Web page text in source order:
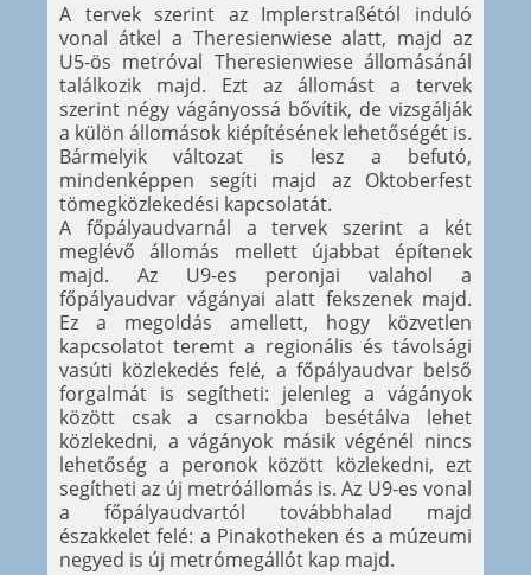
A tervek szerint az Implerstraßétól induló
vonal átkel a Theresienwiese alatt, majd az
U5-ös metróval Theresienwiese állomásánál
találkozik majd. Ezt az állomást a tervek
szerint négy vágányossá bővítik, de vizsgálják
a külön állomások kiépítésének lehetőségét is.
Bármelyik változat is lesz a befutó,
mindenképpen segíti majd az Oktoberfest
tömegközlekedési kapcsolatát.
A főpályaudvarnál a tervek szerint a két
meglévő állomás mellett újabbat építenek
majd. Az U9-es peronjai valahol a
főpályaudvar vágányai alatt fekszenek majd.
Ez a megoldás amellett, hogy közvetlen
kapcsolatot teremt a regionális és távolsági
vasúti közlekedés felé, a főpályaudvar belső
forgalmát is segítheti: jelenleg a vágányok
között csak a csarnokba besétálva lehet
közlekedni, a vágányok másik végénél nincs
lehetőség a peronok között közlekedni, ezt
segítheti az új metróállomás is. Az U9-es vonal
a főpályaudvartól továbbhalad majd
északkelet felé: a Pinakotheken és a múzeumi
negyed is új metrómegállót kap majd.